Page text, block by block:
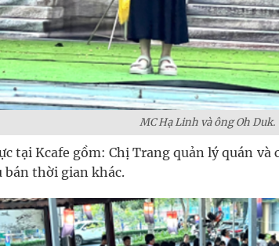
MC Hạ Linh và ông Oh Duk.
tại Kcafe gồm: Chị Trang quản lý quán và
bán thời gian khác.